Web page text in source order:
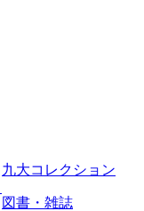
九大コレクション
図書・雑誌